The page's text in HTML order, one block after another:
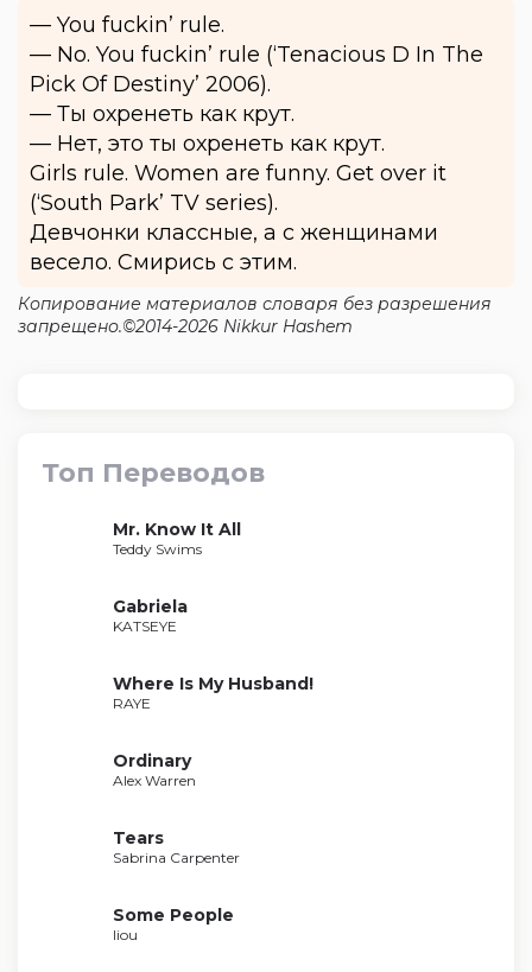
— You fuckin’ rule.
— No. You fuckin’ rule (‘Tenacious D In The
Pick Of Destiny’ 2006).
— Ты охренеть как крут.
— Нет, это ты охренеть как крут.
Girls rule. Women are funny. Get over it
(‘South Park’ TV series).
Девчонки классные, а с женщинами
весело. Смирись с этим.
Копирование материалов словаря без разрешения
запрещено.©2014-2026 Nikkur Hashem
Топ Переводов
Mr. Know It All
Teddy Swims
Gabriela
KATSEYE
Where Is My Husband!
RAYE
Ordinary
Alex Warren
Tears
Sabrina Carpenter
Some People
liou